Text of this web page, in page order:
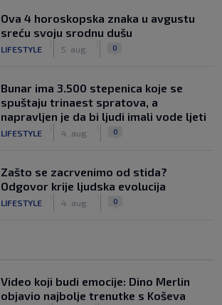
Ova 4 horoskopska znaka u avgustu
sreću svoju srodnu dušu
LIFESTYLE 5. aug. 0
Bunar imа 3.500 stepenica koje se
spuštaju trinaest spratova, a
napravljen je da bi ljudi imali vode ljeti
LIFESTYLE 4. aug. 0
Zašto se zacrvenimo od stida?
Odgovor krije ljudska evolucija
LIFESTYLE 4. aug. 0
Video koji budi emocije: Dino Merlin
objavio najbolje trenutke s Koševa